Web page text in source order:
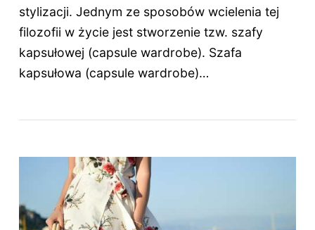
stylizacji. Jednym ze sposobów wcielenia tej
filozofii w życie jest stworzenie tzw. szafy
kapsułowej (capsule wardrobe). Szafa
kapsułowa (capsule wardrobe)…